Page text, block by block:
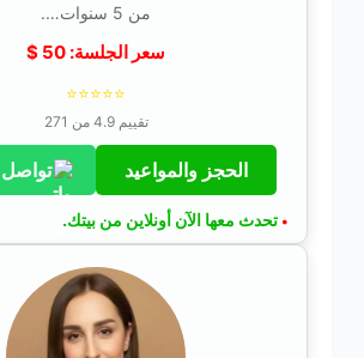
من 5 سنوات….
سعر الجلسة: 50
$
⭐⭐⭐⭐⭐
تقييم 4.9 من 271
الحجز والمواعيد
• تحدث معها الآن أونلاين من بيتك.